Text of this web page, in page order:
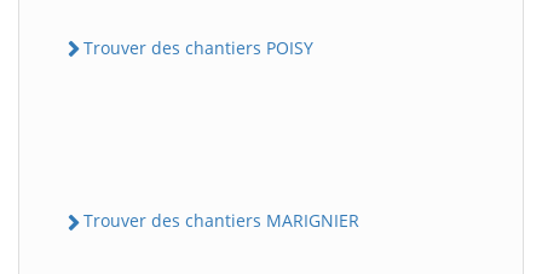
Trouver des chantiers POISY
Trouver des chantiers MARIGNIER